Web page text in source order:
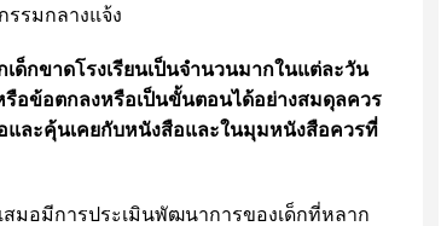
รรมกลางแจ้ง
ด็กขาดโรงเรียนเป็นจำนวนมากในแต่ละวัน
รือข้อตกลงหรือเป็นขั้นตอนได้อย่างสมดุลควร
และคุ้นเคยกับหนังสือและในมุมหนังสือควรที่
มอมีการประเมินพัฒนาการของเด็กที่หลาก